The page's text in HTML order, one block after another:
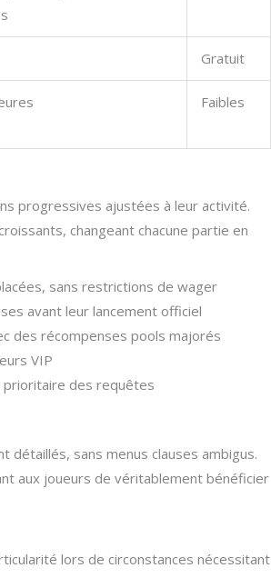
Gratuit
Faibles
progressives ajustées à leur activité.
changeant chacune partie en
sans restrictions de wager
avant leur lancement officiel
des récompenses pools majorés
VIP
des requêtes
détaillés, sans menus clauses ambigus.
aux joueurs de véritablement bénéficier
lors de circonstances nécessitant